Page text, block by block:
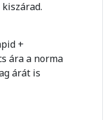
+
ára a norma
árát is